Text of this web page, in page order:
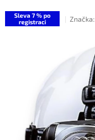
Sleva 7 % po
registraci
Značka: